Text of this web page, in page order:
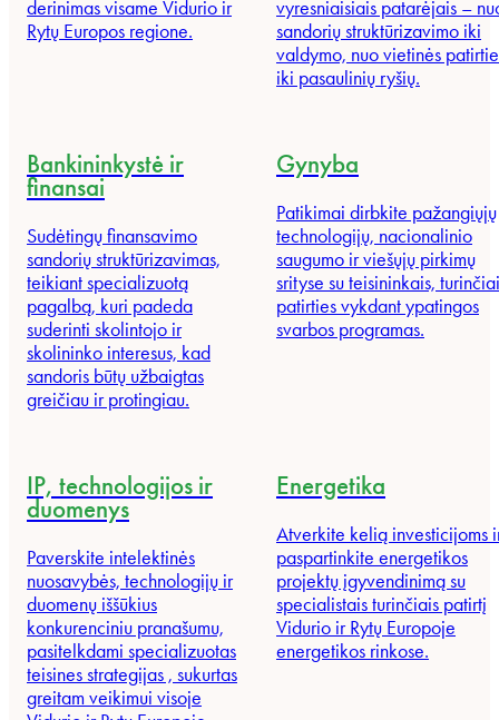
derinimas visame Vidurio ir
Rytų Europos regione.
vyresniaisiais patarėjais –
sandorių struktūrizavimo iki
valdymo, nuo vietinės
iki pasaulinių ryšių.
Bankininkystė ir
finansai
Sudėtingų finansavimo
sandorių struktūrizavimas,
teikiant specializuotą
pagalbą, kuri padeda
suderinti skolintojo ir
skolininko interesus, kad
sandoris būtų užbaigtas
greičiau ir protingiau.
Gynyba
Patikimai dirbkite pažangiųjų
technologijų, nacionalinio
saugumo ir viešųjų pirkimų
srityse su teisininkais,
patirties vykdant ypatingos
svarbos programas.
IP, technologijos ir
duomenys
Paverskite intelektinės
nuosavybės, technologijų ir
duomenų iššūkius
konkurenciniu pranašumu,
pasitelkdami specializuotas
teisines strategijas , sukurtas
greitam veikimui visoje
Energetika
Atverkite kelią investicijoms
paspartinkite energetikos
projektų įgyvendinimą su
specialistais turinčiais patirtį
Vidurio ir Rytų Europoje
energetikos rinkose.